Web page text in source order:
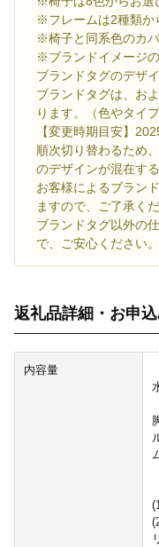
※フレームは2種類か
※椅子と同系色のカ
※ブランドイメージ
ブランドタグのデザ
ブランドタグは、お
ります。（色やタイ
【変更時期目安】
順次切り替わるため
のデザインが混在す
お客様によるブラン
ますので、ご了承くだ
ブランドタグ以外の
で、ご安心ください。
返礼品詳細・お申
内容量